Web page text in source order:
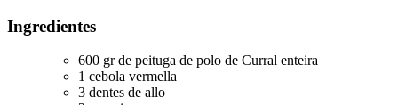
Ingredientes
600 gr de peituga de polo de Curral enteira
1 cebola vermella
3 dentes de allo